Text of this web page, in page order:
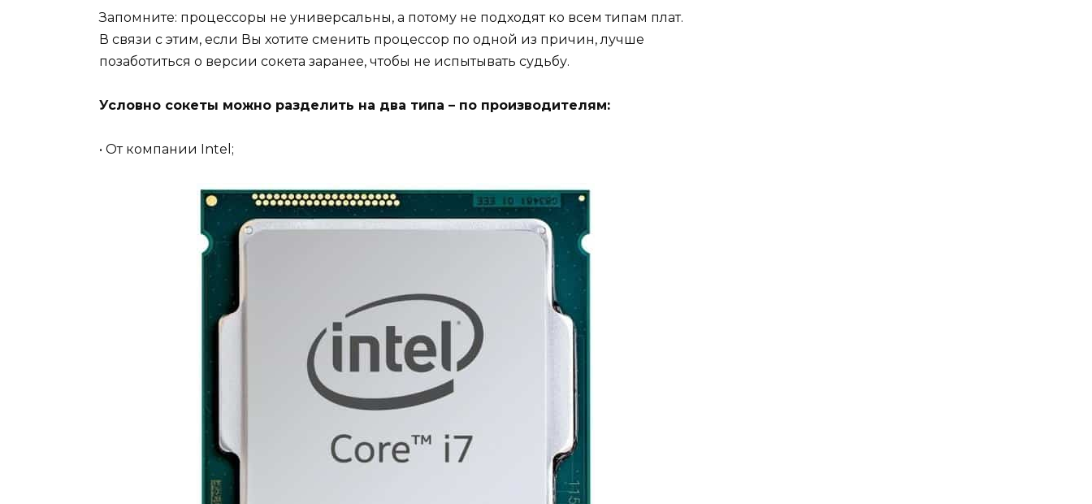
Запомните: процессоры не универсальны, а потому не подходят ко всем типам плат.
В связи с этим, если Вы хотите сменить процессор по одной из причин, лучше
позаботиться о версии сокета заранее, чтобы не испытывать судьбу.
Условно сокеты можно разделить на два типа – по производителям:
• От компании Intel;